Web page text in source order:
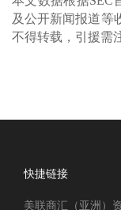
及公开新闻报道等
不得转载，引援需
快捷链接
美联商汇（亚洲）